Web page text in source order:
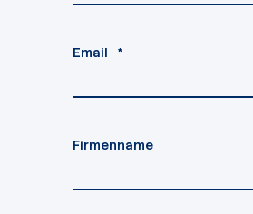
Email *
Firmenname